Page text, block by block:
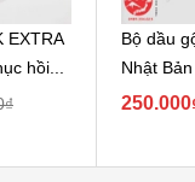
EXTRA
hồi...
Bộ dầu
Nhật Bản